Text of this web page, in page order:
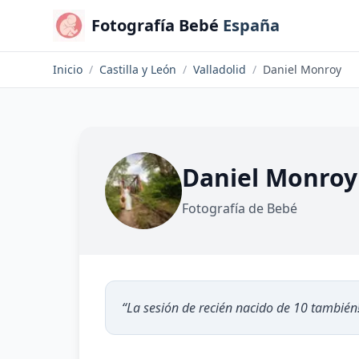
Fotografía Bebé España
Inicio / Castilla y León / Valladolid / Daniel Monroy
Daniel Monroy
Fotografía de Bebé
“La sesión de recién nacido de 10